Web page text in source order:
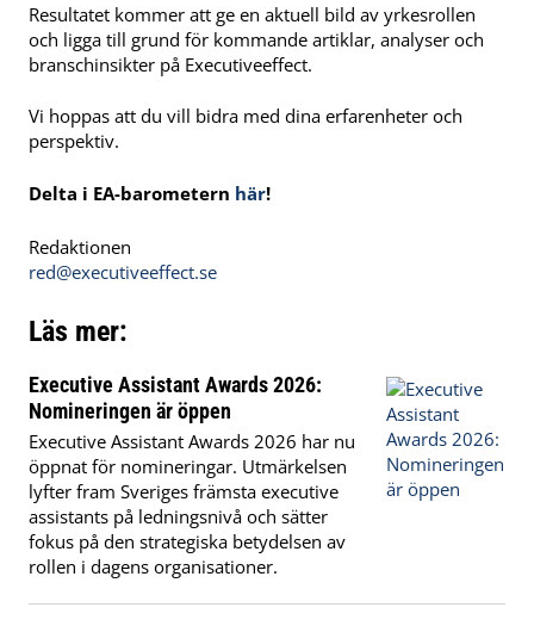
Resultatet kommer att ge en aktuell bild av yrkesrollen
och ligga till grund för kommande artiklar, analyser och
branschinsikter på Executiveeffect.
Vi hoppas att du vill bidra med dina erfarenheter och
perspektiv.
Delta i EA-barometern här!
Redaktionen
red@executiveeffect.se
Läs mer:
Executive Assistant Awards 2026:
Nomineringen är öppen
Executive Assistant Awards 2026 har nu
öppnat för nomineringar. Utmärkelsen
lyfter fram Sveriges främsta executive
assistants på ledningsnivå och sätter
fokus på den strategiska betydelsen av
rollen i dagens organisationer.